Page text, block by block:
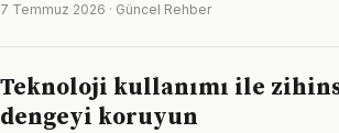
7 Temmuz 2026 · Güncel Rehber
Teknoloji kullanımı ile
dengeyi koruyun